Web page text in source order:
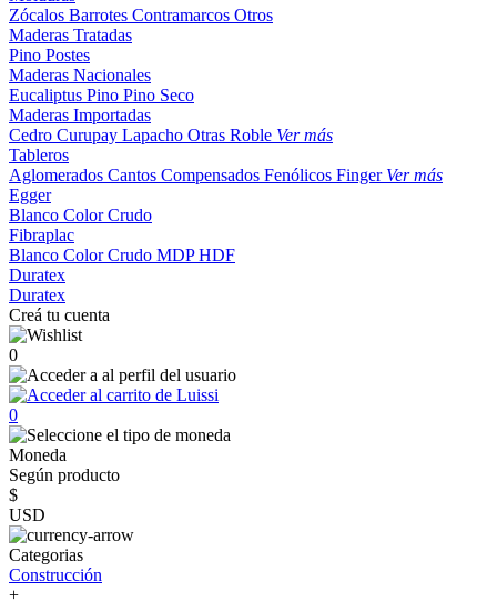
Zócalos Barrotes Contramarcos Otros
Maderas Tratadas
Pino Postes
Maderas Nacionales
Eucaliptus Pino Pino Seco
Maderas Importadas
Cedro Curupay Lapacho Otras Roble Ver más
Tableros
Aglomerados Cantos Compensados Fenólicos Finger Ver más
Egger
Blanco ColorCrudo
Fibraplac
Blanco ColorCrudo MDPHDF
Duratex
Duratex
Creá tu cuenta
0
0
Moneda
Según producto
$
USD
Categorias
Construcción
+